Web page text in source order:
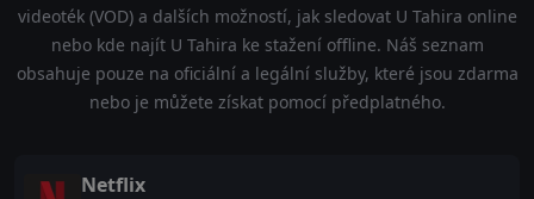
videoték (VOD) a dalších možností, jak sledovat U Tahira online
nebo kde najít U Tahira ke stažení offline. Náš seznam
obsahuje pouze na oficiální a legální služby, které jsou zdarma
nebo je můžete získat pomocí předplatného.
Netflix